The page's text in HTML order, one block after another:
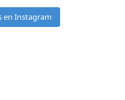
en Instagram